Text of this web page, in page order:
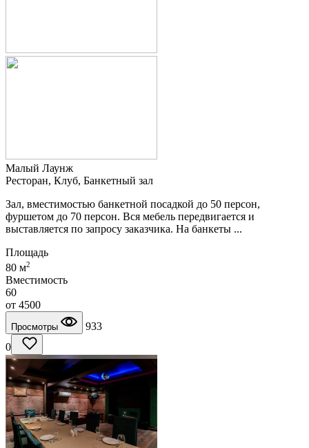
Малый Лаунж
Ресторан, Клуб, Банкетный зал
Зал, вместимостью банкетной посадкой до 50 персон,
фуршетом до 70 персон. Вся мебель передвигается и
выставляется по запросу заказчика. На банкеты ...
Площадь
80 м2
Вместимость
60
от 4500
Просмотры
933
0